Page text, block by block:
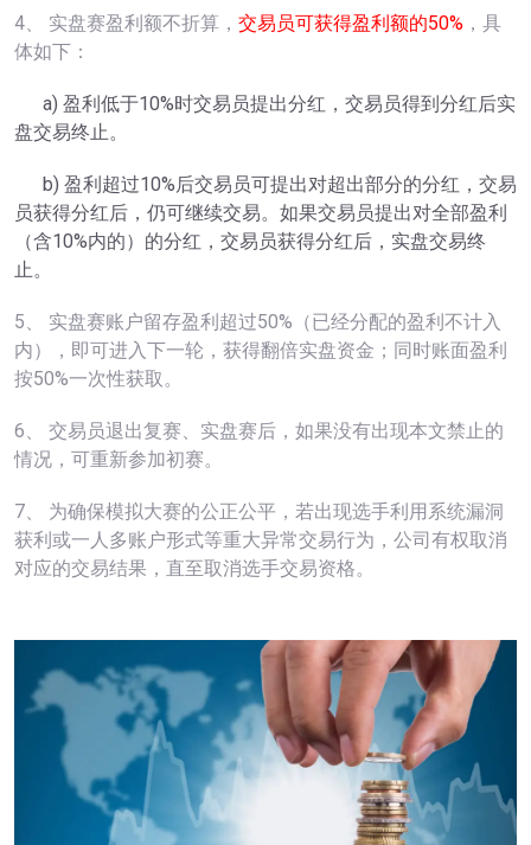
4、 实盘赛盈利额不折算， 交易员可获得盈利额的50% ，具
体如下：
a) 盈利低于10%时交易员提出分红，交易员得到分红后实
盘交易终止。
b) 盈利超过10%后交易员可提出对超出部分的分红，交易
员获得分红后，仍可继续交易。如果交易员提出对全部盈利
（含10%内的）的分红，交易员获得分红后，实盘交易终
止。
5、 实盘赛账户留存盈利超过50%（已经分配的盈利不计入
内），即可进入下一轮，获得翻倍实盘资金；同时账面盈利
按50%一次性获取。
6、 交易员退出复赛、实盘赛后，如果没有出现本文禁止的
情况，可重新参加初赛。
7、 为确保模拟大赛的公正公平，若出现选手利用系统漏洞
获利或一人多账户形式等重大异常交易行为，公司有权取消
对应的交易结果，直至取消选手交易资格。